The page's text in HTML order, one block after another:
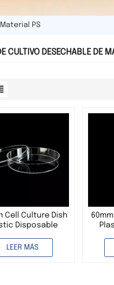
PS
CULTIVO DESECHABLE DE
Cell Culture Dish
Disposable
LEER MÁS